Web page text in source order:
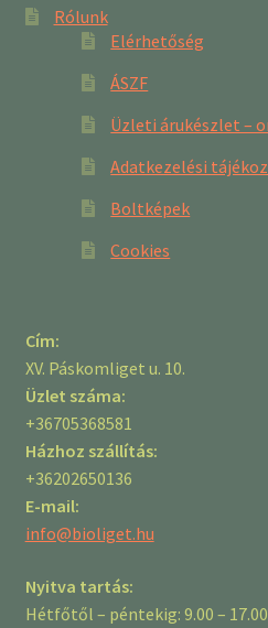
Rólunk
Elérhetőség
ÁSZF
Üzleti árukészlet –
Adatkezelési
Boltképek
Cookies
Cím:
XV. Páskomliget u. 10.
Üzlet száma:
+36705368581
Házhoz szállítás:
+36202650136
E-mail:
info@bioliget.hu
Nyitva tartás:
Hétfőtől – péntekig: 9.00 – 17.00